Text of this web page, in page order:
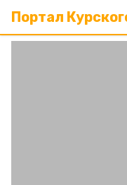
Портал